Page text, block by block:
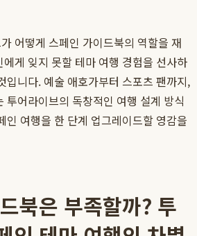
어떻게 스페인 가이드북의 역할을 재
게 잊지 못할 테마 여행 경험을 선사하
입니다. 예술 애호가부터 스포츠 팬까지,
투어라이브의 독창적인 여행 설계 방식
인 여행을 한 단계 업그레이드할 영감을
북은 부족할까? 투